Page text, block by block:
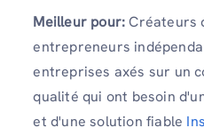
Meilleur pour:Créateurs
entrepreneurs
entreprises axés sur un
qualité qui ont besoin
et d'une solution fiable